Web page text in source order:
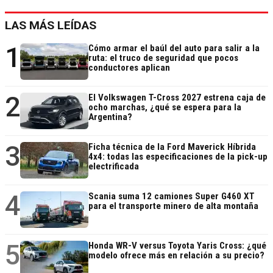
LAS MÁS LEÍDAS
1
Cómo armar el baúl del auto para salir a la
ruta: el truco de seguridad que pocos
conductores aplican
2
El Volkswagen T-Cross 2027 estrena caja de
ocho marchas, ¿qué se espera para la
Argentina?
3
Ficha técnica de la Ford Maverick Híbrida
4x4: todas las especificaciones de la pick-up
electrificada
4
Scania suma 12 camiones Super G460 XT
para el transporte minero de alta montaña
5
Honda WR-V versus Toyota Yaris Cross: ¿qué
modelo ofrece más en relación a su precio?